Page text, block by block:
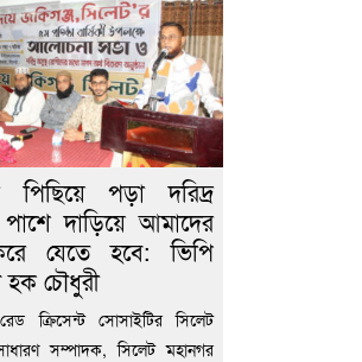
পিছিয়ে পড়া দরিদ্র
পাশে দাড়িয়ে আমাদের
যেতে হবে: ভিপি
হক চৌধুরী
ক্রিসেন্ট সোসাইটির সিলেট
সম্পাদক, সিলেট মহানগর